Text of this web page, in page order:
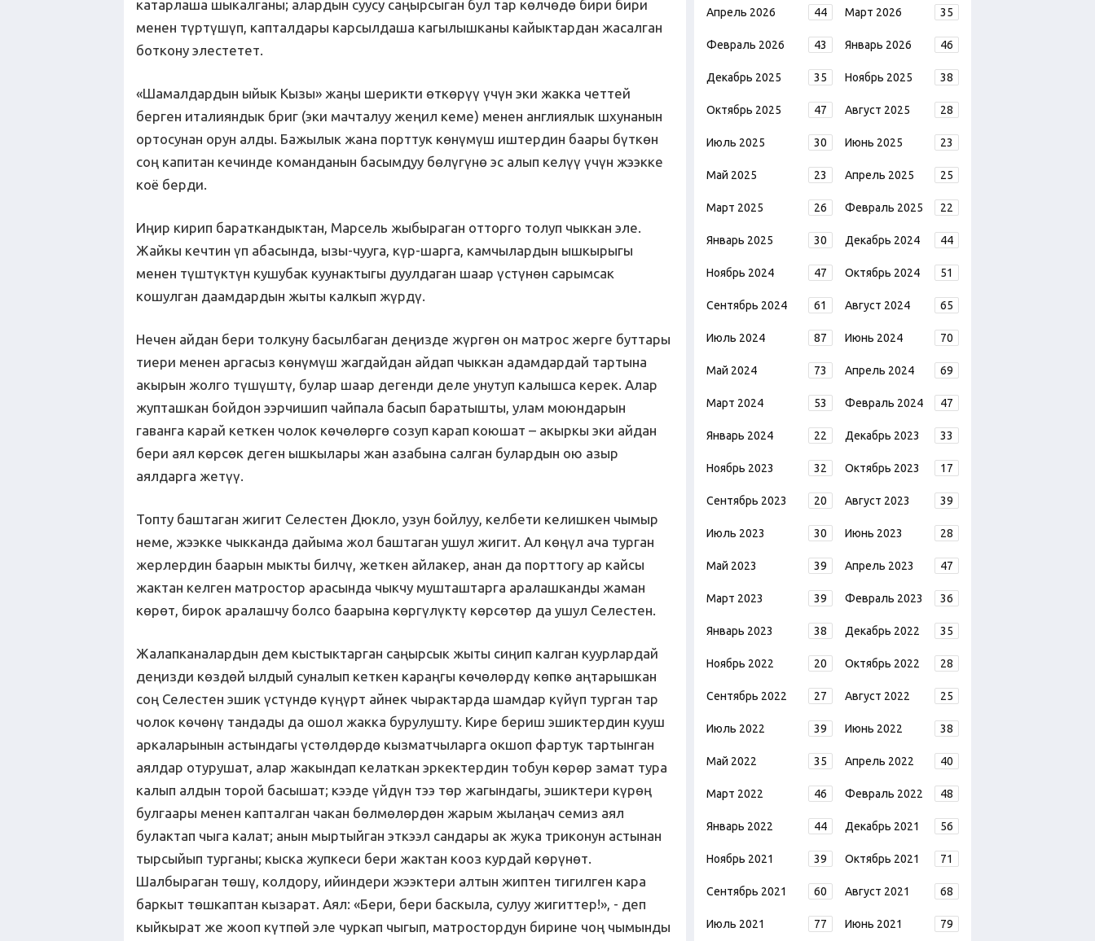
катарлаша шыкалганы; алардын суусу саңырсыган бул тар көлчөдө бири бири
менен түртүшүп, капталдары карсылдаша кагылышканы кайыктардан жасалган
боткону элестетет.
«Шамалдардын ыйык Кызы» жаңы шерикти өткөрүү үчүн эки жакка четтей
берген италияндык бриг (эки мачталуу жеңил кеме) менен англиялык шхунанын
ортосунан орун алды. Бажылык жана порттук көнүмүш иштердин баары бүткөн
соң капитан кечинде команданын басымдуу бөлүгүнө эс алып келүү үчүн жээкке
коё берди.
Иңир кирип бараткандыктан, Марсель жыбыраган отторго толуп чыккан эле.
Жайкы кечтин үп абасында, ызы-чууга, күр-шарга, камчылардын ышкырыгы
менен түштүктүн кушубак куунактыгы дуулдаган шаар үстүнөн сарымсак
кошулган даамдардын жыты калкып жүрдү.
Нечен айдан бери толкуну басылбаган деңизде жүргөн он матрос жерге буттары
тиери менен аргасыз көнүмүш жагдайдан айдап чыккан адамдардай тартына
акырын жолго түшүштү, булар шаар дегенди деле унутуп калышса керек. Алар
жупташкан бойдон ээрчишип чайпала басып баратышты, улам моюндарын
гаванга карай кеткен чолок көчөлөргө созуп карап коюшат – акыркы эки айдан
бери аял көрсөк деген ышкылары жан азабына салган булардын ою азыр
аялдарга жетүү.
Топту баштаган жигит Селестен Дюкло, узун бойлуу, келбети келишкен чымыр
неме, жээкке чыкканда дайыма жол баштаган ушул жигит. Ал көңүл ача турган
жерлердин баарын мыкты билчү, жеткен айлакер, анан да порттогу ар кайсы
жактан келген матростор арасында чыкчу мушташтарга аралашканды жаман
көрөт, бирок аралашчу болсо баарына көргүлүктү көрсөтөр да ушул Селестен.
Жалапканалардын дем кыстыктарган саңырсык жыты сиңип калган куурлардай
деңизди көздөй ылдый суналып кеткен караңгы көчөлөрдү көпкө аңтарышкан
соң Селестен эшик үстүндө күңүрт айнек чырактарда шамдар күйүп турган тар
чолок көчөнү тандады да ошол жакка бурулушту. Кире бериш эшиктердин кууш
аркаларынын астындагы үстөлдөрдө кызматчыларга окшоп фартук тартынган
аялдар отурушат, алар жакындап келаткан эркектердин тобун көрөр замат тура
калып алдын торой басышат; кээде үйдүн тээ төр жагындагы, эшиктери күрөң
булгаары менен капталган чакан бөлмөлөрдөн жарым жылаңач семиз аял
булактап чыга калат; анын мыртыйган эткээл сандары ак жука триконун астынан
тырсыйып турганы; кыска жупкеси бери жактан кооз курдай көрүнөт.
Шалбыраган төшү, колдору, ийиндери жээктери алтын жиптен тигилген кара
баркыт төшкаптан кызарат. Аял: «Бери, бери баскыла, сулуу жигиттер!», - деп
кыйкырат же жооп күтпөй эле чуркап чыгып, матростордун бирине чоң чымынды
Апрель 2026 44 Март 2026 35
Февраль 2026 43 Январь 2026 46
Декабрь 2025 35 Ноябрь 2025 38
Октябрь 2025 47 Август 2025 28
Июль 2025 30 Июнь 2025 23
Май 2025 23 Апрель 2025 25
Март 2025 26 Февраль 2025 22
Январь 2025 30 Декабрь 2024 44
Ноябрь 2024 47 Октябрь 2024 51
Сентябрь 2024 61 Август 2024 65
Июль 2024 87 Июнь 2024 70
Май 2024 73 Апрель 2024 69
Март 2024 53 Февраль 2024 47
Январь 2024 22 Декабрь 2023 33
Ноябрь 2023 32 Октябрь 2023 17
Сентябрь 2023 20 Август 2023 39
Июль 2023 30 Июнь 2023 28
Май 2023 39 Апрель 2023 47
Март 2023 39 Февраль 2023 36
Январь 2023 38 Декабрь 2022 35
Ноябрь 2022 20 Октябрь 2022 28
Сентябрь 2022 27 Август 2022 25
Июль 2022 39 Июнь 2022 38
Май 2022 35 Апрель 2022 40
Март 2022 46 Февраль 2022 48
Январь 2022 44 Декабрь 2021 56
Ноябрь 2021 39 Октябрь 2021 71
Сентябрь 2021 60 Август 2021 68
Июль 2021 77 Июнь 2021 79